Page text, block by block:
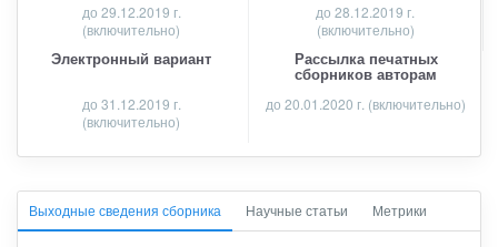
до 29.12.2019 г.
(включительно)
до 28.12.2019 г.
(включительно)
Электронный вариант
до 31.12.2019 г.
(включительно)
Рассылка печатных
сборников авторам
до 20.01.2020 г. (включительно)
Выходные сведения сборника Научные статьи Метрики